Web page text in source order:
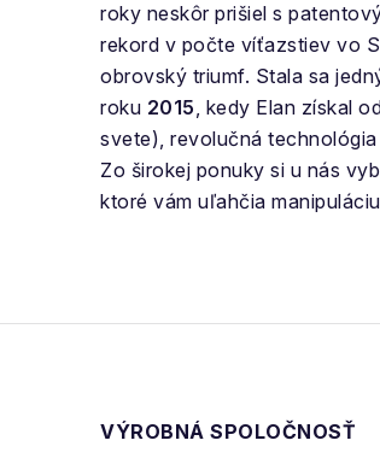
roky neskôr prišiel s
rekord v počte víťazstiev vo
obrovský triumf. Stala sa
roku 2015, kedy Elan získal
svete), revolučná
Zo širokej ponuky si u nás
ktoré vám uľahčia
VÝROBNÁ SPOLOČNOSŤ